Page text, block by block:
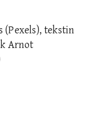
(Pexels), tekstin
Arnot